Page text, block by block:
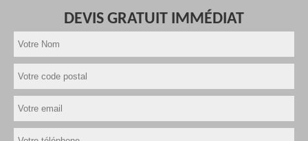
DEVIS GRATUIT IMMÉDIAT